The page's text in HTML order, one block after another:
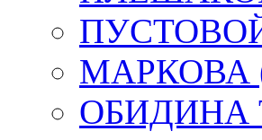
МАРКОВА
ОБИДИНА